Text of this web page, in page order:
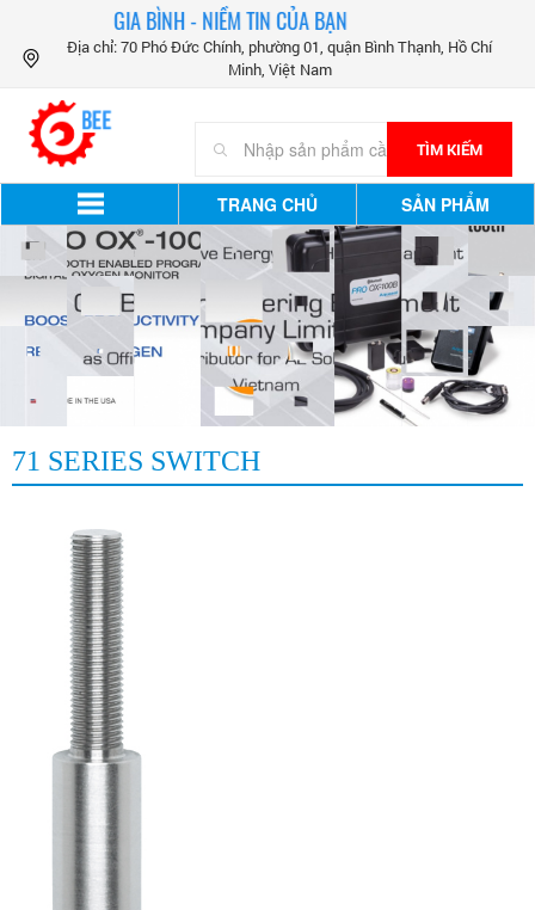
GIA BÌNH - NIỀM TIN CỦA BẠN
Địa chỉ: 70 Phó Đức Chính, phường 01, quận Bình Thạnh, Hồ Chí
Minh, Việt Nam
TÌM KIẾM
TRANG CHỦ SẢN PHẨM
71 SERIES SWITCH